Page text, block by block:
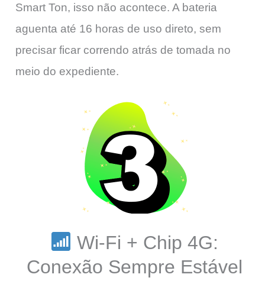
Smart Ton, isso não acontece. A bateria
aguenta até 16 horas de uso direto, sem
precisar ficar correndo atrás de tomada no
meio do expediente.
Wi-Fi + Chip 4G:
Conexão Sempre Estável